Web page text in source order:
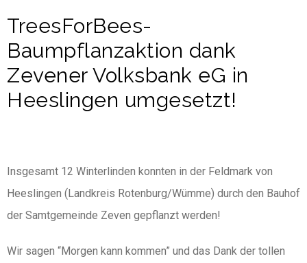
TreesForBees-
Baumpflanzaktion dank
Zevener Volksbank eG in
Heeslingen umgesetzt!
Insgesamt 12 Winterlinden konnten in der Feldmark von
Heeslingen (Landkreis Rotenburg/Wümme) durch den Bauhof
der Samtgemeinde Zeven gepflanzt werden!
Wir sagen “Morgen kann kommen” und das Dank der tollen